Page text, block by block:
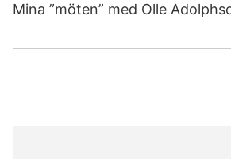
Mina ”möten” med Olle